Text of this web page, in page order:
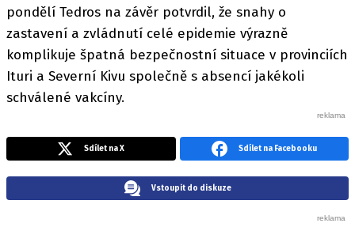
pondělí Tedros na závěr potvrdil, že snahy o
zastavení a zvládnutí celé epidemie výrazně
komplikuje špatná bezpečnostní situace v provinciích
Ituri a Severní Kivu společně s absencí jakékoli
schválené vakcíny.
Sdílet na X Sdílet na Facebooku
Vstoupit do diskuze